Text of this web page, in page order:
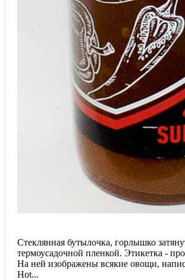
Стеклянная бутылочка, горлышко
термоусадочной пленкой. Этикетка -
На ней изображены всякие овощи,
Hot...